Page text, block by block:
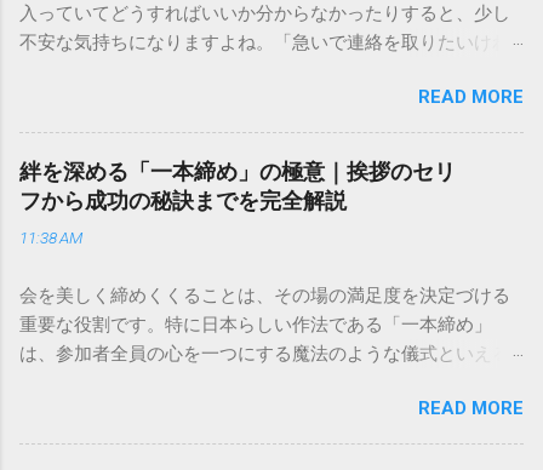
入っていてどうすればいいか分からなかったりすると、少し
不安な気持ちになりますよね。「急いで連絡を取りたいけれ
きできる？」といった疑問を抱える方も多いはずです。 福山
通運は企業間物流のイメージが強いかもしれませんが、個人
向けの宅配サービスも非常に充実しています。大切なのは、
目的に合わせた適切な連絡先を選ぶことです。この記事で
は、荷物の追跡確認から営業所への電話連絡、再配達の依頼
手順まで、初めての方でも迷わずに解決できる方法を詳しく
本全国に広範なネットワークを持つ大手運送会社です。特に
重量物や大型の荷物、そして企業間の輸送において圧倒的な
実績を誇ります。 個人で利用する場合、他の宅配業者と少し
いう特徴があります。地域に密着した各拠点が配送をコント
ロールしているため、現場の状況に合わせた柔軟な相談がし
READ MORE
絆を深める「一本締め」の極意｜挨拶のセリ
フから成功の秘訣までを完全解説
11:38 AM
会を美しく締めくくることは、その場の満足度を決定づける
重要な役割です。特に日本らしい作法である「一本締め」
は、参加者全員の心を一つにする魔法のような儀式といえる
「手拍子のリズムに自信がない」と不安を感じる方も多いは
ずです。この記事では、ビジネスからカジュアルな集まりま
READ MORE